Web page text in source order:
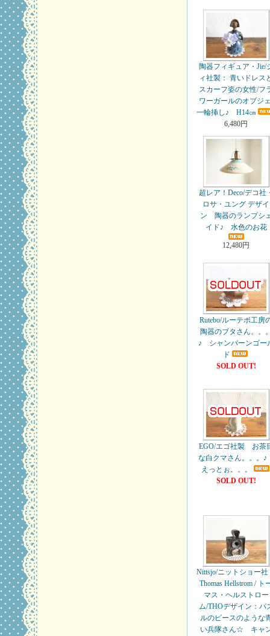
陶器フィギュア・Jie/
ィ社製： 青いドレス
スカーフ姿の女性/フ
ワーガールのオブジ
一輪挿し♪ H14㎝
6,480円
超レア！Deco/デコ社
ロサ・ユング デザイ
ン 陶器のランプシ
イド♪ 水色のお花
12,480円
Rutebo/ルーテボ工房
陶器のブタさん。。
♪ シャンパーンゴー
ド
SOLD OUT!
EGO/エゴ社製 お茶
な白クマさん。。
えっとぉ。。。
SOLD OUT!
Nittsjo/ニットショー社
Thomas Hellstrom / ト
マス・ヘルストロー
ム/THOデザイン：パ
ルのピースのような
い兵隊さん☆ キャ